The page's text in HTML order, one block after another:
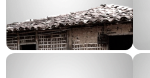
GT Comunidades
Tradicionais